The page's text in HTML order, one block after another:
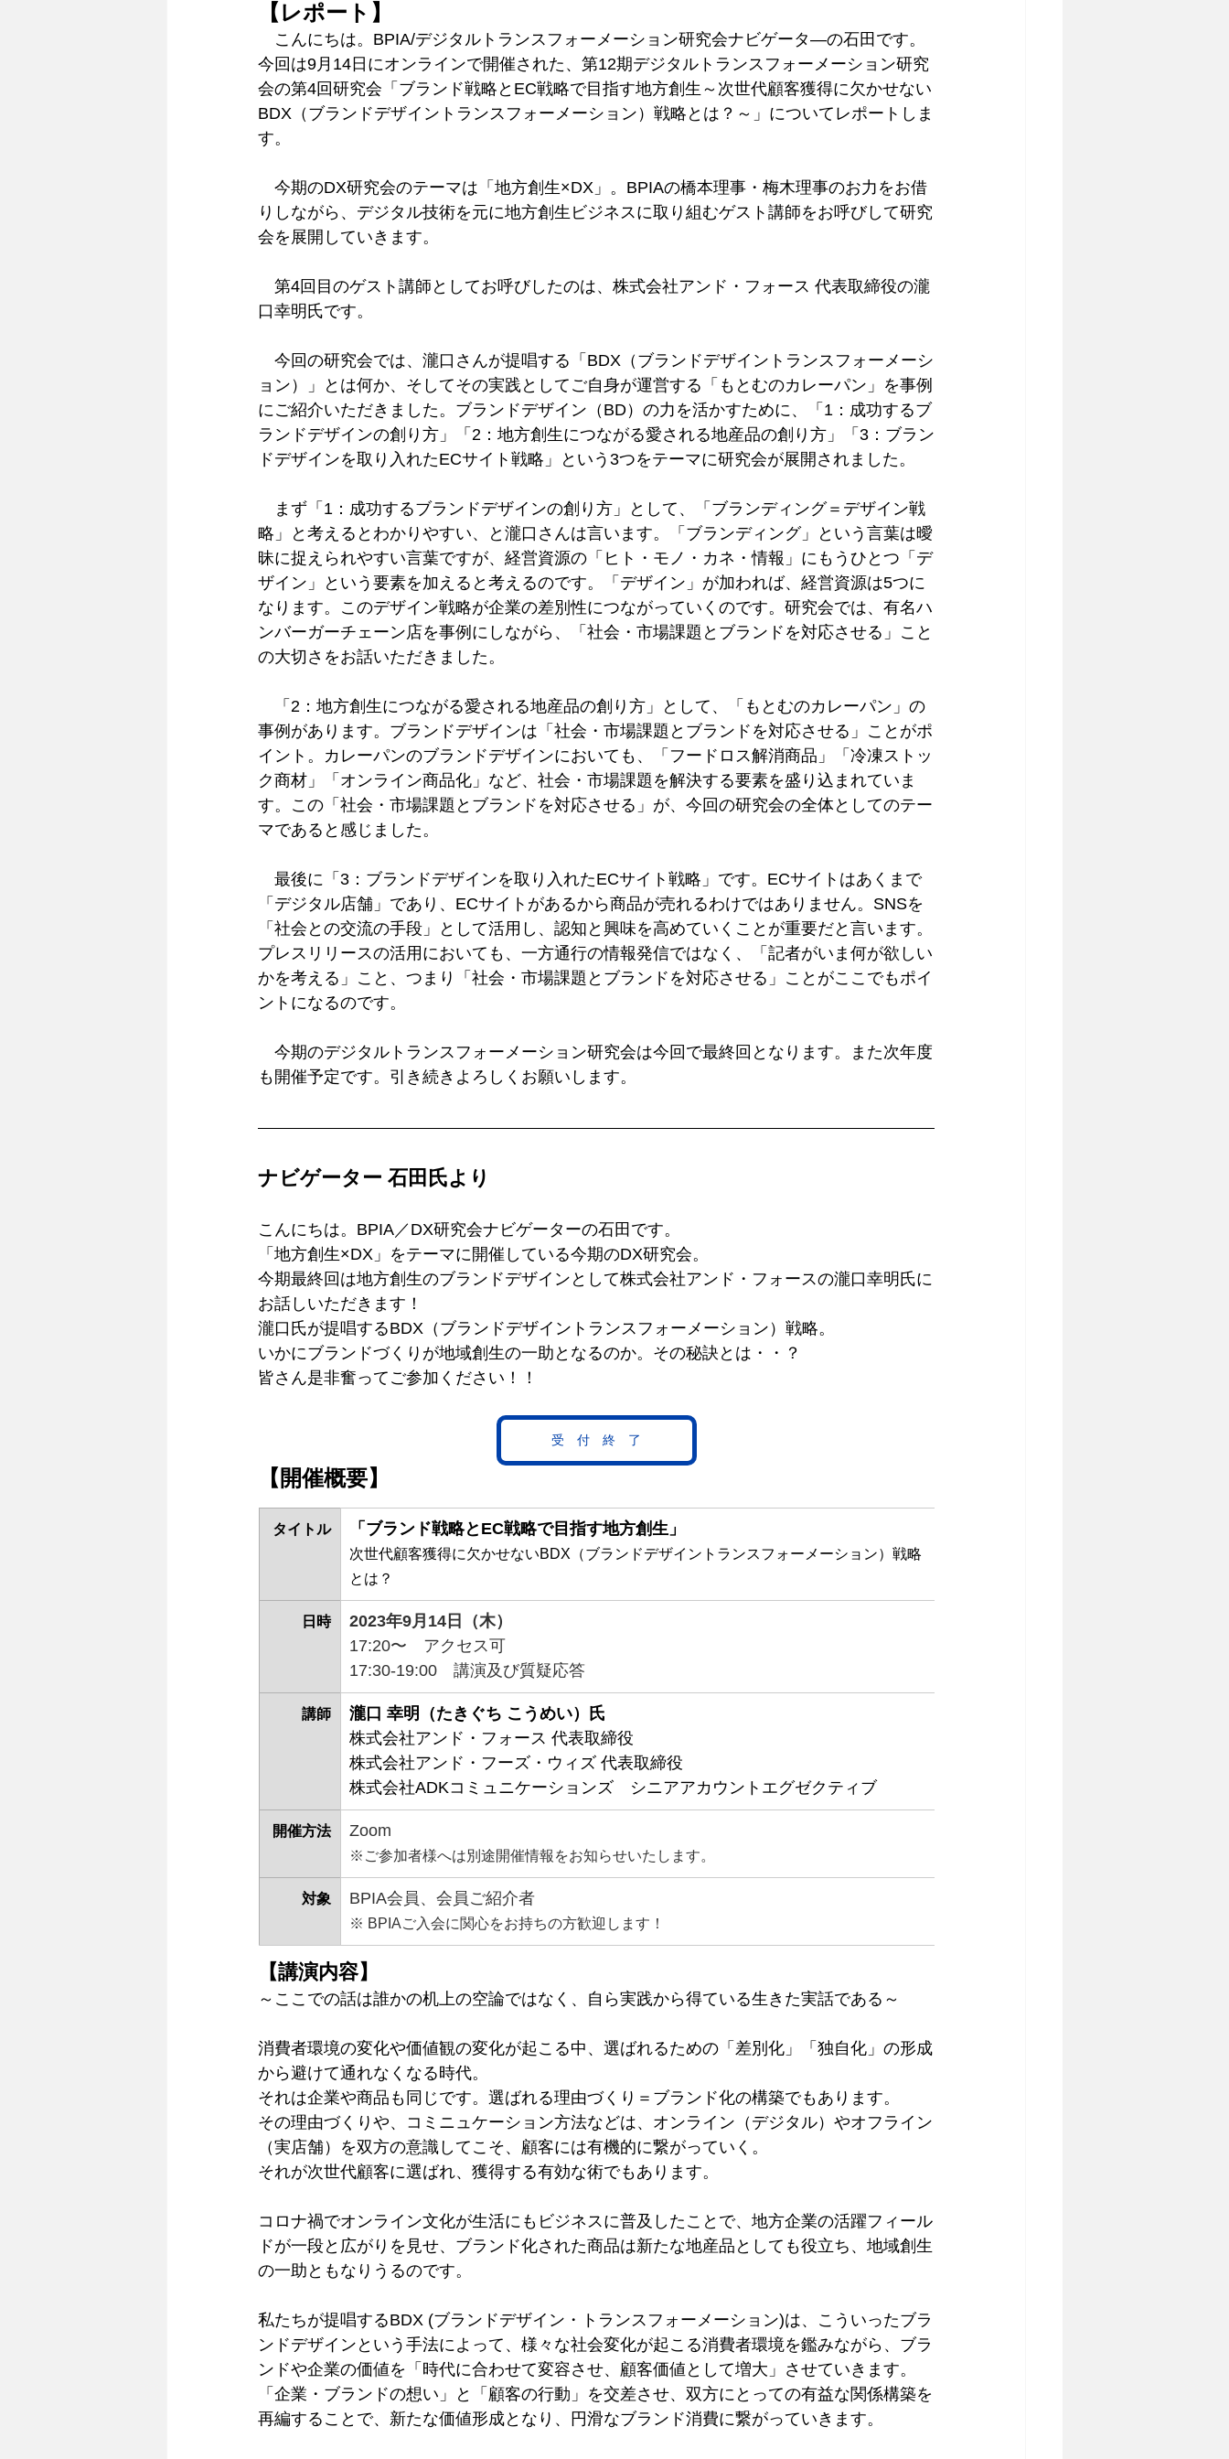
【レポート】
こんにちは。BPIA/デジタルトランスフォーメーション研究会ナビゲータ―の石田です。
今回は9月14日にオンラインで開催された、第12期デジタルトランスフォーメーション研究
会の第4回研究会「ブランド戦略とEC戦略で目指す地方創生～次世代顧客獲得に欠かせない
BDX（ブランドデザイントランスフォーメーション）戦略とは？～」についてレポートしま
す。
今期のDX研究会のテーマは「地方創生×DX」。BPIAの橋本理事・梅木理事のお力をお借
りしながら、デジタル技術を元に地方創生ビジネスに取り組むゲスト講師をお呼びして研究
会を展開していきます。
第4回目のゲスト講師としてお呼びしたのは、株式会社アンド・フォース 代表取締役の瀧
口幸明氏です。
今回の研究会では、瀧口さんが提唱する「BDX（ブランドデザイントランスフォーメーシ
ョン）」とは何か、そしてその実践としてご自身が運営する「もとむのカレーパン」を事例
にご紹介いただきました。ブランドデザイン（BD）の力を活かすために、「1：成功するブ
ランドデザインの創り方」「2：地方創生につながる愛される地産品の創り方」「3：ブラン
ドデザインを取り入れたECサイト戦略」という3つをテーマに研究会が展開されました。
まず「1：成功するブランドデザインの創り方」として、「ブランディング＝デザイン戦
略」と考えるとわかりやすい、と瀧口さんは言います。「ブランディング」という言葉は曖
昧に捉えられやすい言葉ですが、経営資源の「ヒト・モノ・カネ・情報」にもうひとつ「デ
ザイン」という要素を加えると考えるのです。「デザイン」が加われば、経営資源は5つに
なります。このデザイン戦略が企業の差別性につながっていくのです。研究会では、有名ハ
ンバーガーチェーン店を事例にしながら、「社会・市場課題とブランドを対応させる」こと
の大切さをお話いただきました。
「2：地方創生につながる愛される地産品の創り方」として、「もとむのカレーパン」の
事例があります。ブランドデザインは「社会・市場課題とブランドを対応させる」ことがポ
イント。カレーパンのブランドデザインにおいても、「フードロス解消商品」「冷凍ストッ
ク商材」「オンライン商品化」など、社会・市場課題を解決する要素を盛り込まれていま
す。この「社会・市場課題とブランドを対応させる」が、今回の研究会の全体としてのテー
マであると感じました。
最後に「3：ブランドデザインを取り入れたECサイト戦略」です。ECサイトはあくまで
「デジタル店舗」であり、ECサイトがあるから商品が売れるわけではありません。SNSを
「社会との交流の手段」として活用し、認知と興味を高めていくことが重要だと言います。
プレスリリースの活用においても、一方通行の情報発信ではなく、「記者がいま何が欲しい
かを考える」こと、つまり「社会・市場課題とブランドを対応させる」ことがここでもポイ
ントになるのです。
今期のデジタルトランスフォーメーション研究会は今回で最終回となります。また次年度
も開催予定です。引き続きよろしくお願いします。
ナビゲーター 石田氏より
こんにちは。BPIA／DX研究会ナビゲーターの石田です。
「地方創生×DX」をテーマに開催している今期のDX研究会。
今期最終回は地方創生のブランドデザインとして株式会社アンド・フォースの瀧口幸明氏に
お話しいただきます！
瀧口氏が提唱するBDX（ブランドデザイントランスフォーメーション）戦略。
いかにブランドづくりが地域創生の一助となるのか。その秘訣とは・・？
皆さん是非奮ってご参加ください！！
受 付 終 了
【開催概要】
タイトル 「ブランド戦略とEC戦略で目指す地方創生」
次世代顧客獲得に欠かせないBDX（ブランドデザイントランスフォーメーション）戦略
とは？
日時
2023年9月14日（木）
17:20〜　アクセス可
17:30-19:00　講演及び質疑応答
講師
瀧口 幸明（たきぐち こうめい）氏
株式会社アンド・フォース 代表取締役
株式会社アンド・フーズ・ウィズ 代表取締役
株式会社ADKコミュニケーションズ　シニアアカウントエグゼクティブ
開催方法 Zoom
※ご参加者様へは別途開催情報をお知らせいたします。
対象 BPIA会員、会員ご紹介者
※ BPIAご入会に関心をお持ちの方歓迎します！
【講演内容】
～ここでの話は誰かの机上の空論ではなく、自ら実践から得ている生きた実話である～
消費者環境の変化や価値観の変化が起こる中、選ばれるための「差別化」「独自化」の形成
から避けて通れなくなる時代。
それは企業や商品も同じです。選ばれる理由づくり＝ブランド化の構築でもあります。
その理由づくりや、コミニュケーション方法などは、オンライン（デジタル）やオフライン
（実店舗）を双方の意識してこそ、顧客には有機的に繋がっていく。
それが次世代顧客に選ばれ、獲得する有効な術でもあります。
コロナ禍でオンライン文化が生活にもビジネスに普及したことで、地方企業の活躍フィール
ドが一段と広がりを見せ、ブランド化された商品は新たな地産品としても役立ち、地域創生
の一助ともなりうるのです。
私たちが提唱するBDX (ブランドデザイン・トランスフォーメーション)は、こういったブラ
ンドデザインという手法によって、様々な社会変化が起こる消費者環境を鑑みながら、ブラ
ンドや企業の価値を「時代に合わせて変容させ、顧客価値として増大」させていきます。
「企業・ブランドの想い」と「顧客の行動」を交差させ、双方にとっての有益な関係構築を
再編することで、新たな価値形成となり、円滑なブランド消費に繋がっていきます。